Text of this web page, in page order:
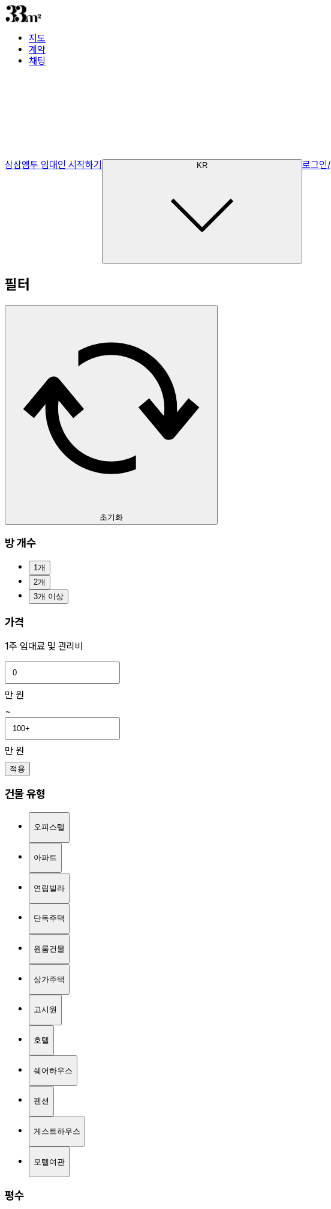
지도
계약
채팅
삼삼엠투 임대인 시작하기 KR 로그인
필터
초기화
방 개수
1개
2개
3개 이상
가격
1주 임대료 및 관리비
만 원
~
만 원
적용
건물 유형
오피스텔
아파트
연립빌라
단독주택
원룸건물
상가주택
고시원
호텔
쉐어하우스
펜션
게스트하우스
모텔여관
평수